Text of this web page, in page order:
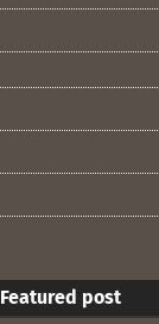
Featured post